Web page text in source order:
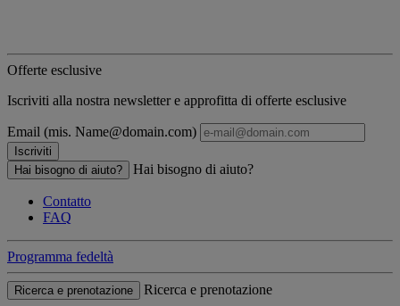
Offerte esclusive
Iscriviti alla nostra newsletter e approfitta di offerte esclusive
Email (mis. Name@domain.com)
Iscriviti
Hai bisogno di aiuto?
Hai bisogno di aiuto?
Contatto
FAQ
Programma fedeltà
Ricerca e prenotazione Ricerca e prenotazione